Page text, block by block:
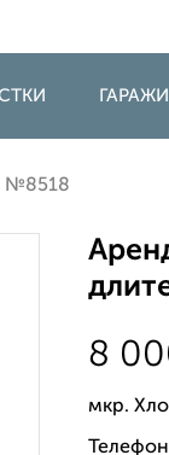
№8518
8
мкр.